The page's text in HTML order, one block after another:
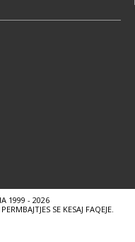
1999 - 2026
SE KESAJ FAQEJE.